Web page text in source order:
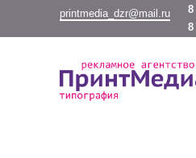
8
printmedia_dzr@mail.ru
8